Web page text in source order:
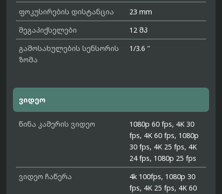
ფოკუსირების დისტანცია
23 mm
მეგაპიქსელები
12 მპ
გამოსახულების სენსორის
ზომა
1/3.6 "
ვიდეო
წინა კამერის ვიდეო
1080p 60 fps, 4K 30
fps, 4K 60 fps, 1080p
30 fps, 4K 25 fps, 4K
24 fps, 1080p 25 fps
ვიდეო ჩაწერა
4k 100fps, 1080p 30
fps, 4K 25 fps, 4K 60